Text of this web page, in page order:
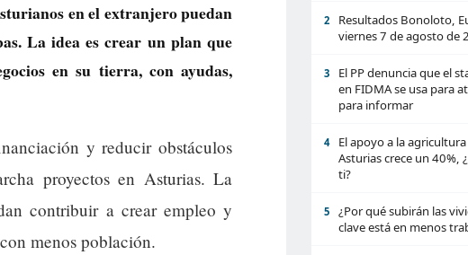
en el extranjero puedan
La idea es crear un plan que
en su tierra, con ayudas,
y reducir obstáculos
proyectos en Asturias. La
contribuir a crear empleo y
menos población.
2
Resultados Bonoloto,
viernes 7 de agosto de
3
El PP denuncia que el
en FIDMA se usa para
para informar
4
El apoyo a la
Asturias crece un 40%,
ti?
5
¿Por qué subirán las
clave está en menos